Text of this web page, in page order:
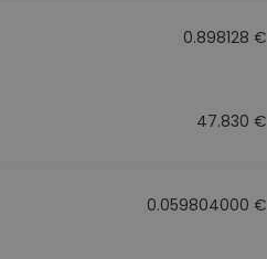
0.898128 €
47.830 €
0.059804000 €